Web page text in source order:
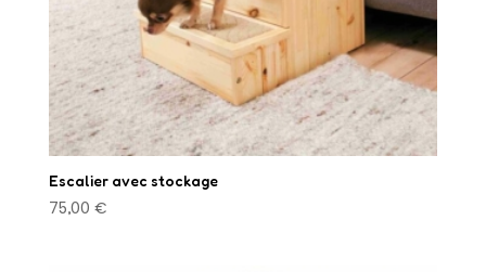
produit
Escalier avec stockage
75,00 €